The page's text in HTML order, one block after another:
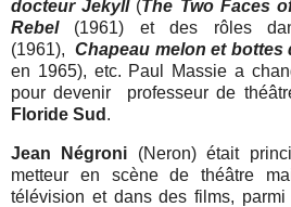
docteur Jekyll(The Two Faces
Rebel(1961) et des rôles
(1961),Chapeau melon et bottes
en 1965), etc. Paul Massie a
pour devenir professeur de
Floride Sud .
Jean Négroni (Neron) était
metteur en scène de théâtre
télévision et dans des films,